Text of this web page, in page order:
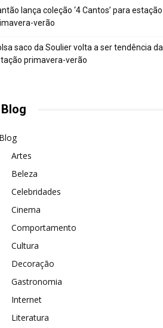
lança coleção ‘4 Cantos’ para estação
verão
saco da Soulier volta a ser tendência da
primavera-verão
Blog
Artes
Beleza
Celebridades
Cinema
Comportamento
Cultura
Decoração
Gastronomia
Internet
Literatura